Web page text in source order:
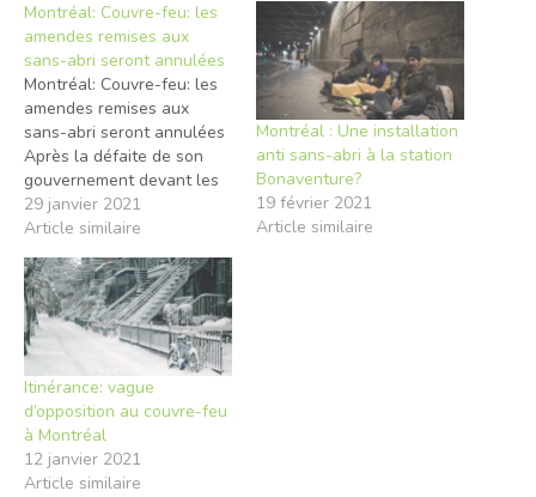
Montréal: Couvre-feu: les
amendes remises aux
sans-abri seront annulées
Montréal: Couvre-feu: les
amendes remises aux
sans-abri seront annulées
Après la défaite de son
gouvernement devant les
tribunaux, François Legault
revient sur ses pas. Les
amendes remises à des
sans-abri depuis le début
du couvre-feu seront
annulées. C’est ce qu’a
confirmé le premier
ministre, jeudi, lors d’un
point de presse…
29 janvier 2021
Article similaire
Montréal : Une installation
anti sans-abri à la station
Bonaventure?
19 février 2021
Article similaire
Itinérance: vague
d’opposition au couvre-feu
à Montréal
12 janvier 2021
Article similaire